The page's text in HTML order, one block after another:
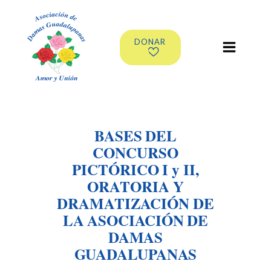
DONAR
BASES DEL
CONCURSO
PICTÓRICO I y II,
ORATORIA Y
DRAMATIZACIÓN DE
LA ASOCIACIÓN DE
DAMAS
GUADALUPANAS